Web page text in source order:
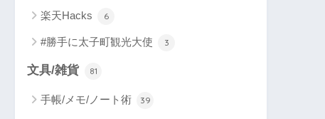
楽天Hacks 6
#勝手に太子町観光大使 3
文具/雑貨 81
手帳/メモ/ノート術 39